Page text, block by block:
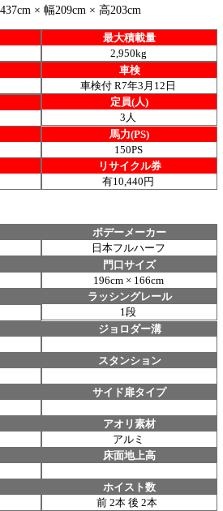
× 幅209cm × 高203cm
最大積載量
2,950kg
車検
車検付 R7年3月12日
定員(人)
3人
馬力(PS)
150PS
リサイクル券
有10,440円
ボデーメーカー
日本フルハーフ
門口サイズ
196cm × 166cm
ラッシングレール
1段
ジョロダー溝
スタンション
サイド扉タイプ
アオリ素材
アルミ
床面地上高
ホイスト数
前 2本 後 2本